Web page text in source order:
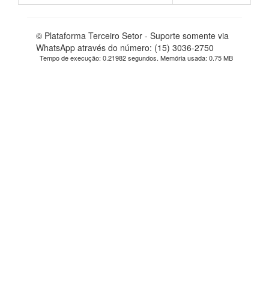
© Plataforma Terceiro Setor - Suporte somente via
WhatsApp através do número: (15) 3036-2750
Tempo de execução: 0.21982 segundos. Memória usada: 0.75 MB